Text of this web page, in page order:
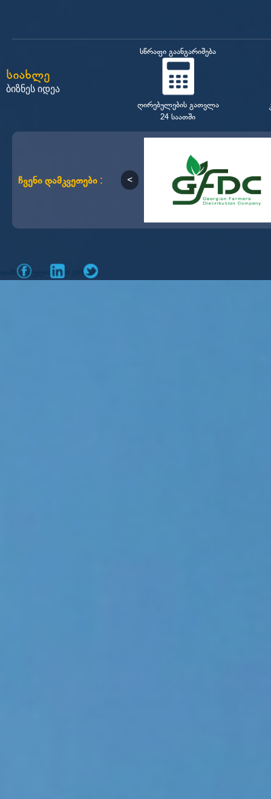
სიახლე
ბიზნეს იდეა
სწრაფი გაანგარიშება
ღირებულების გათვლა
24 საათში
ჩვენი დამკვეთები :
დამზადებულია mone.ge მიერ